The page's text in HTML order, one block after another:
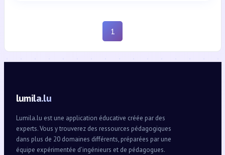
1
lumila.lu
Lumila.lu est une application éducative créée par des
experts. Vous y trouverez des ressources pédagogiques
dans plus de 20 domaines différents, préparées par une
équipe expérimentée d’ingénieurs et de pédagogues.